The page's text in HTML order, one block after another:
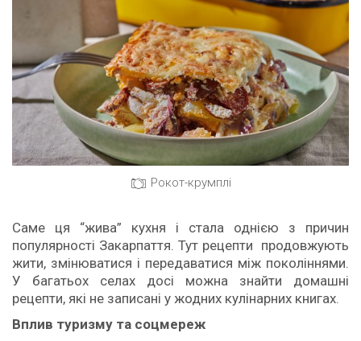
Рокот-крумплі
Саме ця “жива” кухня і стала однією з причин
популярності Закарпаття. Тут рецепти продовжують
жити, змінюватися і передаватися між поколіннями.
У багатьох селах досі можна знайти домашні
рецепти, які не записані у жодних кулінарних книгах.
Вплив туризму та соцмереж